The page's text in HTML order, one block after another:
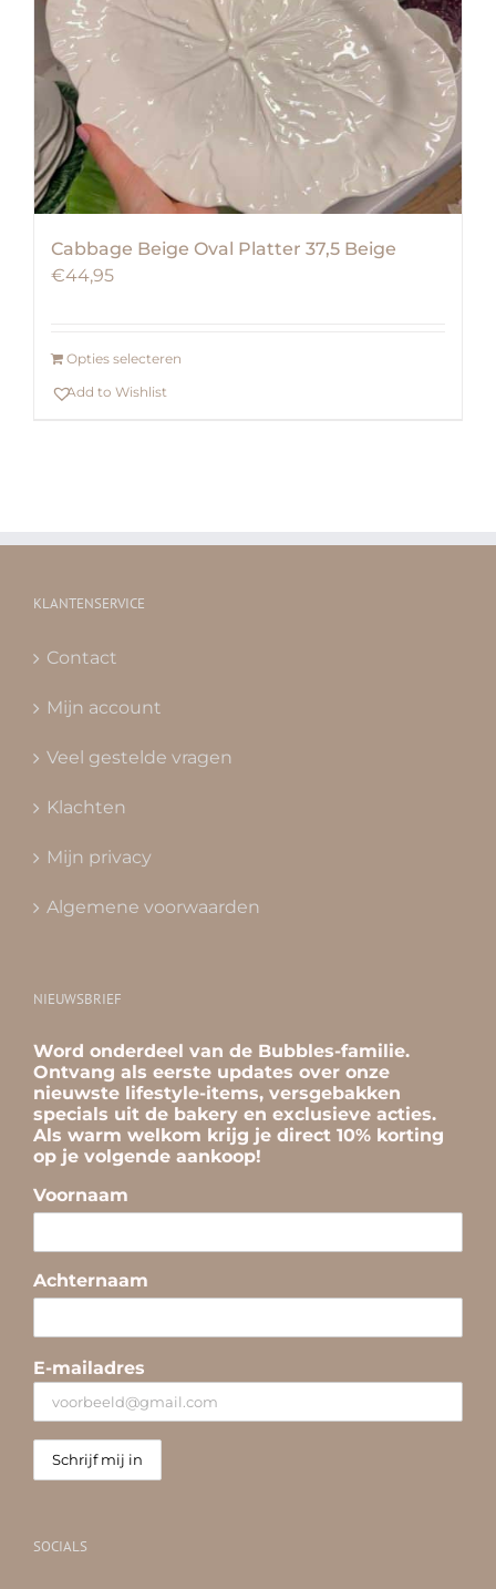
Cabbage Beige Oval Platter 37,5 Beige
€44,95
Opties selecteren
Add to Wishlist
KLANTENSERVICE
Contact
Mijn account
Veel gestelde vragen
Klachten
Mijn privacy
Algemene voorwaarden
NIEUWSBRIEF
Word onderdeel van de Bubbles-familie.
Ontvang als eerste updates over onze
nieuwste lifestyle-items, versgebakken
specials uit de bakery en exclusieve acties.
Als warm welkom krijg je direct 10% korting
op je volgende aankoop!
Voornaam
Achternaam
E-mailadres
SOCIALS